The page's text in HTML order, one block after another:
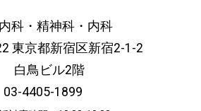
科・精神科・内科
東京都新宿区新宿2-1-2
白鳥ビル2階
03-4405-1899